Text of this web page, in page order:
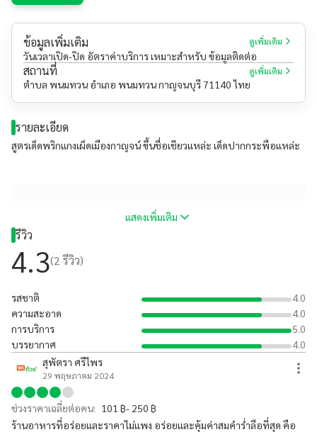
ข้อมูลเพิ่มเติม ดูเพิ่มเติม
วันเวลาเปิด-ปิด อัตราค่าบริการ เหมาะสำหรับ ข้อมูลติดต่อ
สถานที่ ดูเพิ่มเติม
ตำบล พนมทวน อำเภอ พนมทวน กาญจนบุรี 71140 ไทย
รายละเอียด
สูตรเด็ดพริกแกงเผ็ดเมืองกาญจน์ ขึ้นชื่อเชียวแหล่ะ เด็ดปากกระพือแหล่ะ
แสดงเพิ่มเติม
รีวิว
4.3(2 รีวิว)
รสชาติ
4.0
ความสะอาด
4.0
การบริการ
5.0
บรรยากาศ
4.0
สุพัตรา ศรีไพร
29 พฤษภาคม 2024
ช่วงราคาเฉลี่ยต่อคน: 101 ฿- 250 ฿
ร้านอาหารที่อร่อยและราคาไม่แพง อร่อยและคุ้มค่าสมคำร่ำลือที่สุด คือ